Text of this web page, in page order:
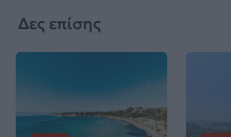
Δες επίσης